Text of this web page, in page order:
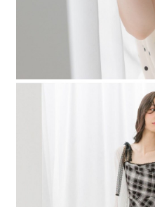
「AFTEE先享後付」，若未經同意
４．使用「AFTEE先享後付」時，
時審查核予不同之上限額度；若仍
５．嚴禁一人註冊多個帳號或使用
恩沛科技股份有限公司將有權停止